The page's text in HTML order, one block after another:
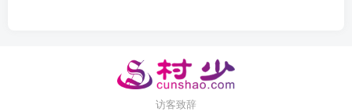
访客致辞